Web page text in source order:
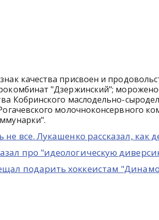
качества присвоен и
"Дзержинский";
Кобринского маслодельно-
молочноконсервного
не все. Лукашенко рассказал,
про "идеологическую
подарить хоккеистам